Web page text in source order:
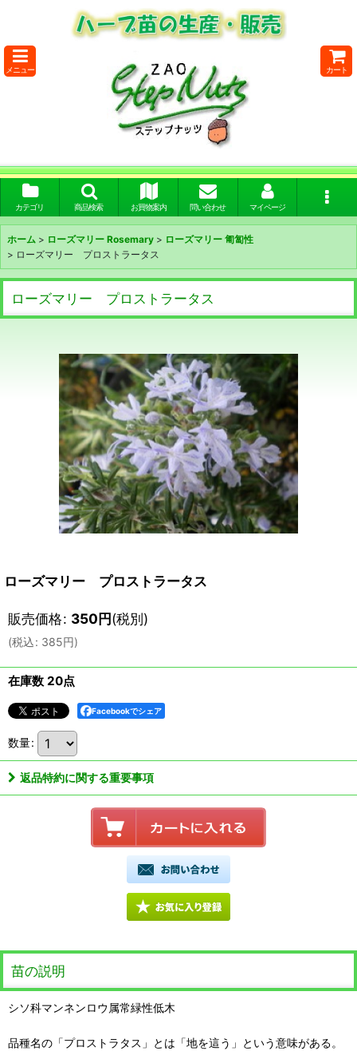
メニュー カート
カテゴリ 商品検索 お買物案内 問い合わせ マイページ
ホーム > ローズマリー Rosemary > ローズマリー 匍匐性
> ローズマリー プロストラータス
ローズマリー プロストラータス
ローズマリー プロストラータス
販売価格: 350円(税別)
(税込: 385円)
在庫数 20点
Facebookでシェア
数量:
返品特約に関する重要事項
苗の説明
シソ科マンネンロウ属常緑性低木
品種名の「プロストラタス」とは「地を這う」という意味がある。